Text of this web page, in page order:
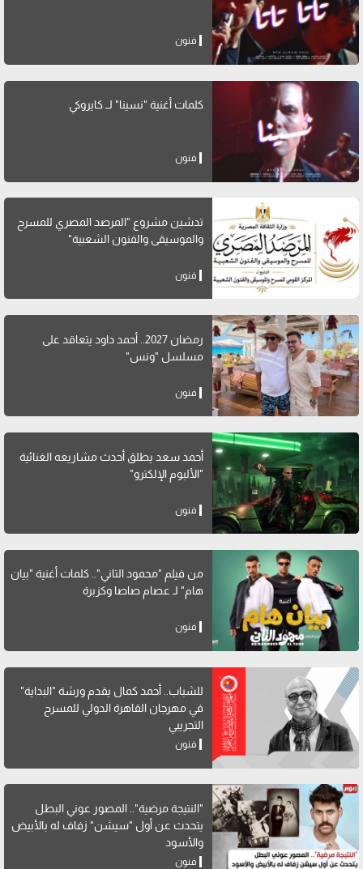
فنون
كلمات أغنية "نسينا" لــ كايروكي
فنون
تدشين مشروع "المرصد المصري للمسرح
والموسيقى والفنون الشعبية"
فنون
رمضان 2027.. أحمد داود يتعاقد على
مسلسل "ونس"
فنون
أحمد سعد يطلق أحدث مشاريعه الغنائية
"الألبوم الإلكترو"
فنون
من فيلم "محمود التاني".. كلمات أغنية "بيان
هام" لـ عصام صاصا وكزبرة
فنون
للشباب.. أحمد كمال يقدم ورشة "البداية"
في مهرجان القاهرة الدولي للمسرح
التجريبي
فنون
"النتيجة مرضية".. المصور عوني البطل
يتحدث عن أول "سيشن" زفاف له بالأبيض
والأسود
فنون